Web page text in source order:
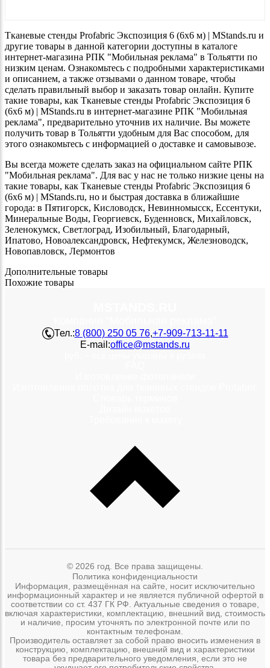
Тканевые стенды Profabric Экспозиция 6 (6х6 м) | MStands.ru и
другие товары в данной категории доступны в каталоге
интернет-магазина РПК "Мобильная реклама" в Тольятти по
низким ценам. Ознакомьтесь с подробными характеристиками
и описанием, а также отзывами о данном товаре, чтобы
сделать правильный выбор и заказать товар онлайн. Купите
такие товары, как Тканевые стенды Profabric Экспозиция 6
(6х6 м) | MStands.ru в интернет-магазине РПК "Мобильная
реклама", предварительно уточнив их наличие. Вы можете
получить товар в Тольятти удобным для Вас способом, для
этого ознакомьтесь с информацией о доставке и самовывозе.
Вы всегда можете сделать заказ на официальном сайте РПК
"Мобильная реклама". Для вас у нас не только низкие цены на
такие товары, как Тканевые стенды Profabric Экспозиция 6
(6х6 м) | MStands.ru, но и быстрая доставка в ближайшие
города: в Пятигорск, Кисловодск, Невинномысск, Ессентуки,
Минеральные Воды, Георгиевск, Буденновск, Михайловск,
Зеленокумск, Светлоград, Изобильный, Благодарный,
Ипатово, Новоалександровск, Нефтекумск, Железноводск,
Новопавловск, Лермонтов
Дополнительные товары
Похожие товары
Тел.:8 (800) 250 05 76,+7-909-713-11-11
E-mail:office@mstands.ru
© 2026 год. Все права защищены.
Политика конфиденциальности
Информация, размещённая на сайте, носит исключительно
информационный характер и не является публичной офертой в
соответствии со ст. 437 ГК РФ. Актуальные сведения о товаре,
включая характеристики, комплектацию, внешний вид, стоимость
и наличие, просим уточнять по электронной почте или по
контактным телефонам.
Производитель оставляет за собой право вносить изменения в
конструкцию, комплектацию, внешний вид и характеристики
товара без предварительного уведомления, если это не